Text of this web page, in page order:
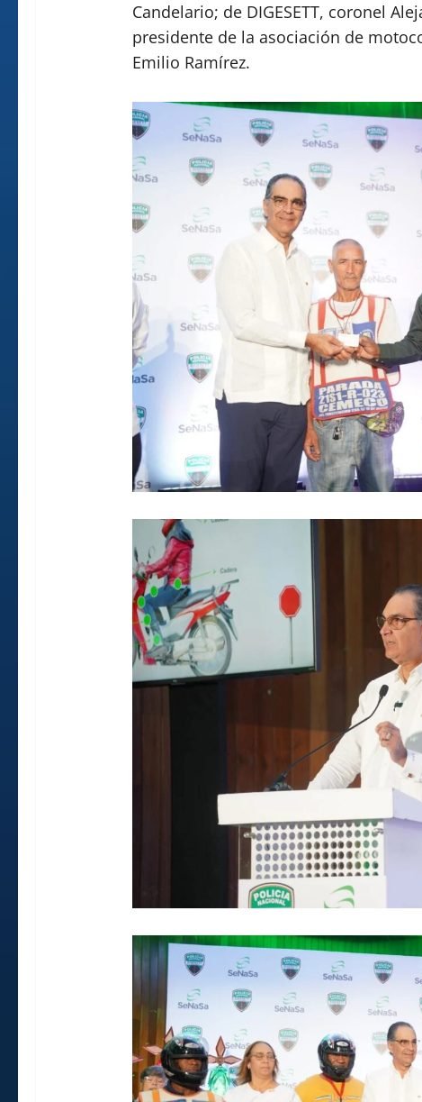
Candelario; de DIGESETT, coronel
presidente de la asociación de
Emilio Ramírez.